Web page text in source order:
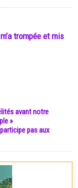
trompée et mis
avant notre
»
pas aux